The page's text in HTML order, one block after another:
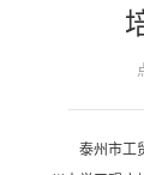
泰州市工贸